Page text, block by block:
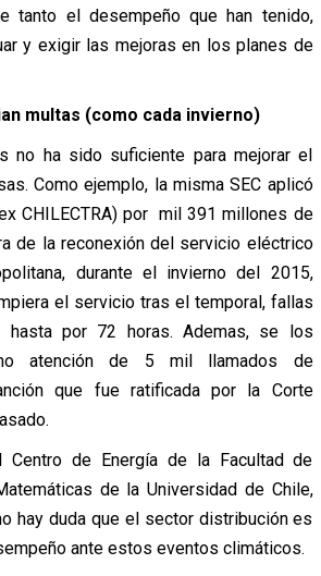
tanto el desempeño que han tenido,
y exigir las mejoras en los planes de
multas (como cada invierno)
no ha sido suficiente para mejorar el
Como ejemplo, la misma SEC aplicó
CHILECTRA) por mil 391 millones de
de la reconexión del servicio eléctrico
durante el invierno del 2015,
el servicio tras el temporal, fallas
hasta por 72 horas. Ademas, se los
atención de 5 mil llamados de
que fue ratificada por la Corte
Centro de Energía de la Facultad de
de la Universidad de Chile,
hay duda que el sector distribución es
ante estos eventos climáticos.